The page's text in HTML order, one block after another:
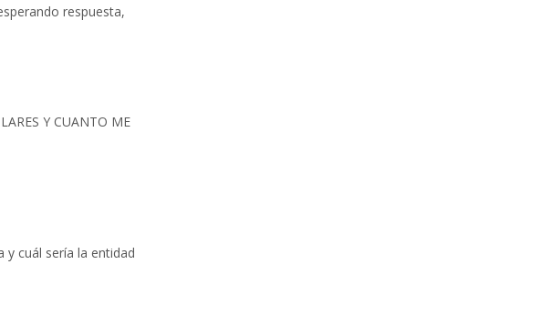
respuesta,
Y CUANTO ME
y cuál sería la entidad